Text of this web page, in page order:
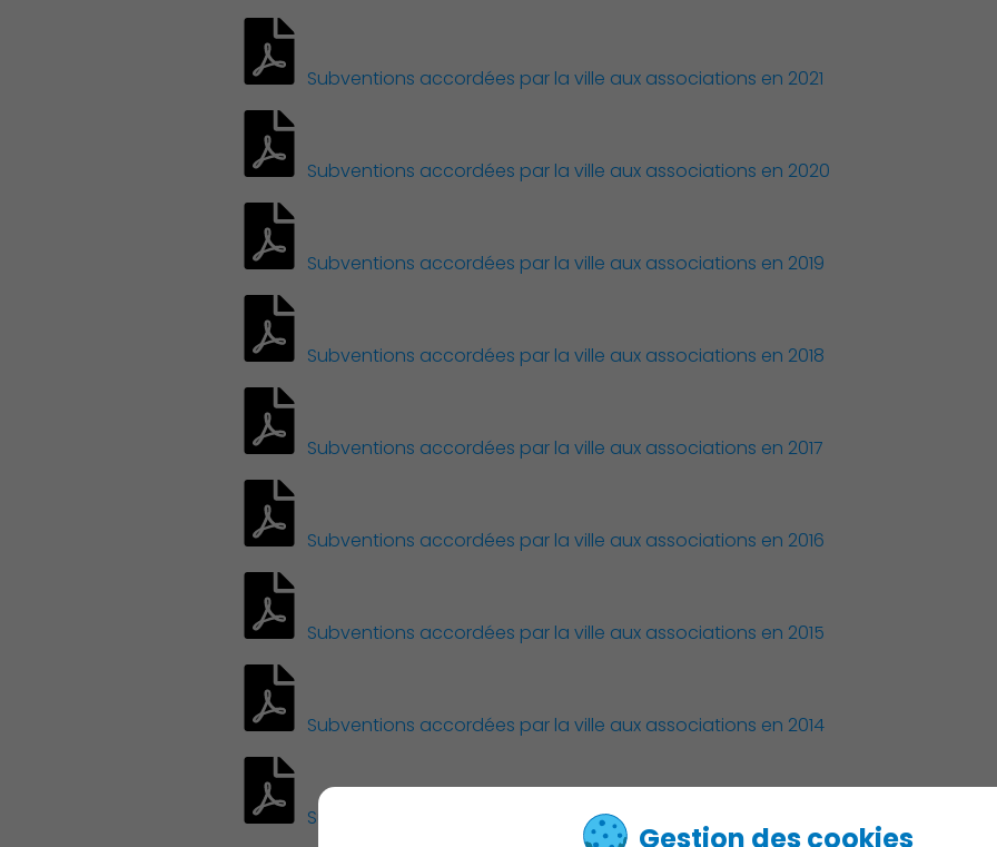
Gestion des cookies
Subventions accordées par la ville aux associations en 2021
Subventions accordées par la ville aux associations en 2020
Subventions accordées par la ville aux associations en 2019
Subventions accordées par la ville aux associations en 2018
Subventions accordées par la ville aux associations en 2017
Subventions accordées par la ville aux associations en 2016
Subventions accordées par la ville aux associations en 2015
Subventions accordées par la ville aux associations en 2014
Subventions accordées par la ville aux associations en 2013